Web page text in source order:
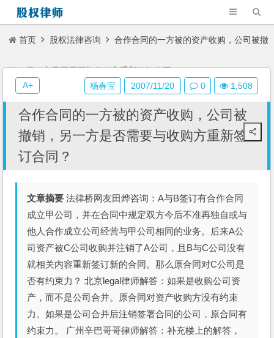
首页 股权法律咨询 合作合同的一方被的资产收购，公司被撤
销，另一方是否需要与收购方重新签订合同？
合作合同的一方被的资产收购，公司被
撤销，另一方是否需要与收购方重新签
订合同？
文章摘要 法律桥网友田烨咨询：A与B签订有合作合同
成立甲公司，并在合同中规定双方今后不准再独自或与
他人合作成立公司经营与甲公司相同的业务。后来A公
司资产被C公司收购并注销了A公司，且B与C公司没有
就相关内容重新签订新的合同。那么原合同对C公司是
否有约束力？ 北京legal律师解答：如果是收购公司资
产，而不是公司合并。原合同对资产收购方没有约束
力。如果是公司合并后注销签署合同的公司，原合同有
约束力。 广州辛巴哥哥律师解答：补充楼上的解答，
杨春宝 2007/11/20 0 1,508
A+